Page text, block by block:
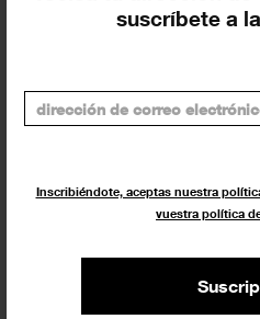
suscríbete a
Inscribiéndote, aceptas nuestra
vuestra política
Artium Museoa
investigación
Ballestín